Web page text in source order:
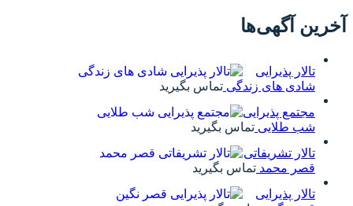
آخرین آگهی‌ها
تالار پذیرایی
شادی های زندگی تماس بگیرید
مجتمع پذیرایی
شب طلایی تماس بگیرید
تالار تشریفاتی
قصر محمد تماس بگیرید
تالار پذیرایی